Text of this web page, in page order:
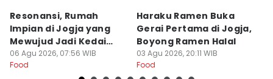
Resonansi, Rumah
Impian di Jogja yang
Mewujud Jadi Kedai
Ramen dan Burger
06 Agu 2026, 07:56 WIB
Food
Haraku Ramen Buka
Gerai Pertama di Jogja,
Boyong Ramen Halal
03 Agu 2026, 20:11 WIB
Food